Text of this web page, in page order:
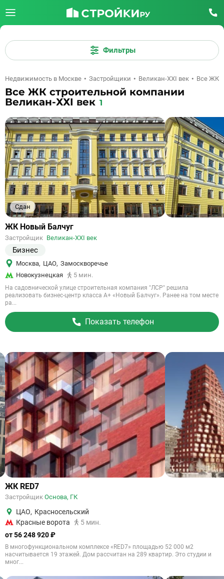
Фильтры
Недвижимость в Москве Застройщики Великан-ХХI век Все ЖК
Все ЖК строительной компании
Великан-ХХI век 1
Сдан
Ссылка
объект
ЖК Новый Балчуг
Застройщик Великан-ХХI век
Бизнес
Москва, ЦАО, Замоскворечье
Новокузнецкая
5 мин.
На садовнической улице строительная компания "ЛСР" решила
реализовать бизнес-центр класса А+ «Новый Балчуг». Ранее на том месте
ра...
Показать телефон
ЖК RED7
Застройщик Основа, ГК
ЦАО, Красносельский
Красные ворота
5 мин.
от 56 248 920 ₽
В многофункциональном комплексе «RED7» площадью 52 000 м2
насчитывается 19 этажей. Дом рассчитан на 289 квартир. Это студии и
мног...